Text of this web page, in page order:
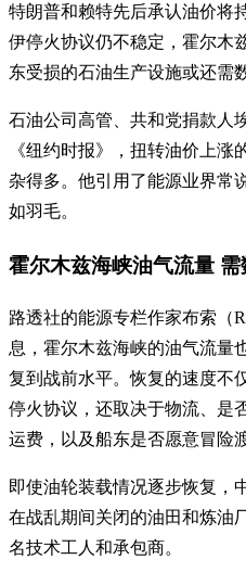
特朗普和赖特先后承认油价将
伊停火协议仍不稳定，霍尔木
东受损的石油生产设施或还需
石油公司高管、共和党捐款人
《纽约时报》，扭转油价上涨
杂得多。他引用了能源业界常
如羽毛。
霍尔木兹海峡油气流量
路透社的能源专栏作家布索（
息，霍尔木兹海峡的油气流量
复到战前水平。恢复的速度不
停火协议，还取决于物流、是
运费，以及船东是否愿意冒险
即使油轮装载情况逐步恢复，
在战乱期间关闭的油田和炼油
名技术工人和承包商。